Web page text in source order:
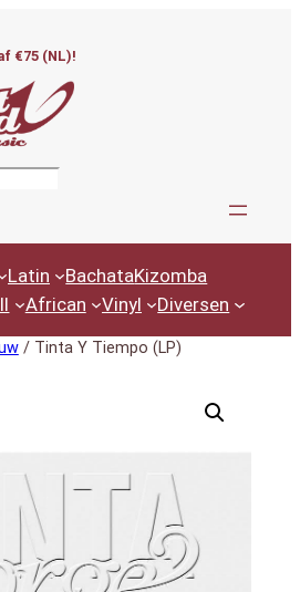
€75 (NL)!
Latin BachataKizomba
African Vinyl Diversen
/ Tinta Y Tiempo (LP)